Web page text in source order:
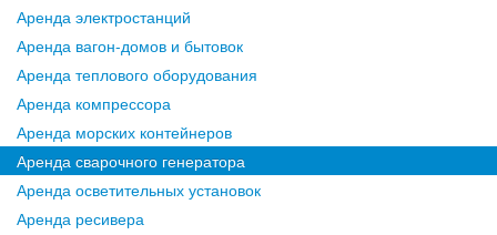
Аренда электростанций
Аренда вагон-домов и бытовок
Аренда теплового оборудования
Аренда компрессора
Аренда морских контейнеров
Аренда сварочного генератора
Аренда осветительных установок
Аренда ресивера